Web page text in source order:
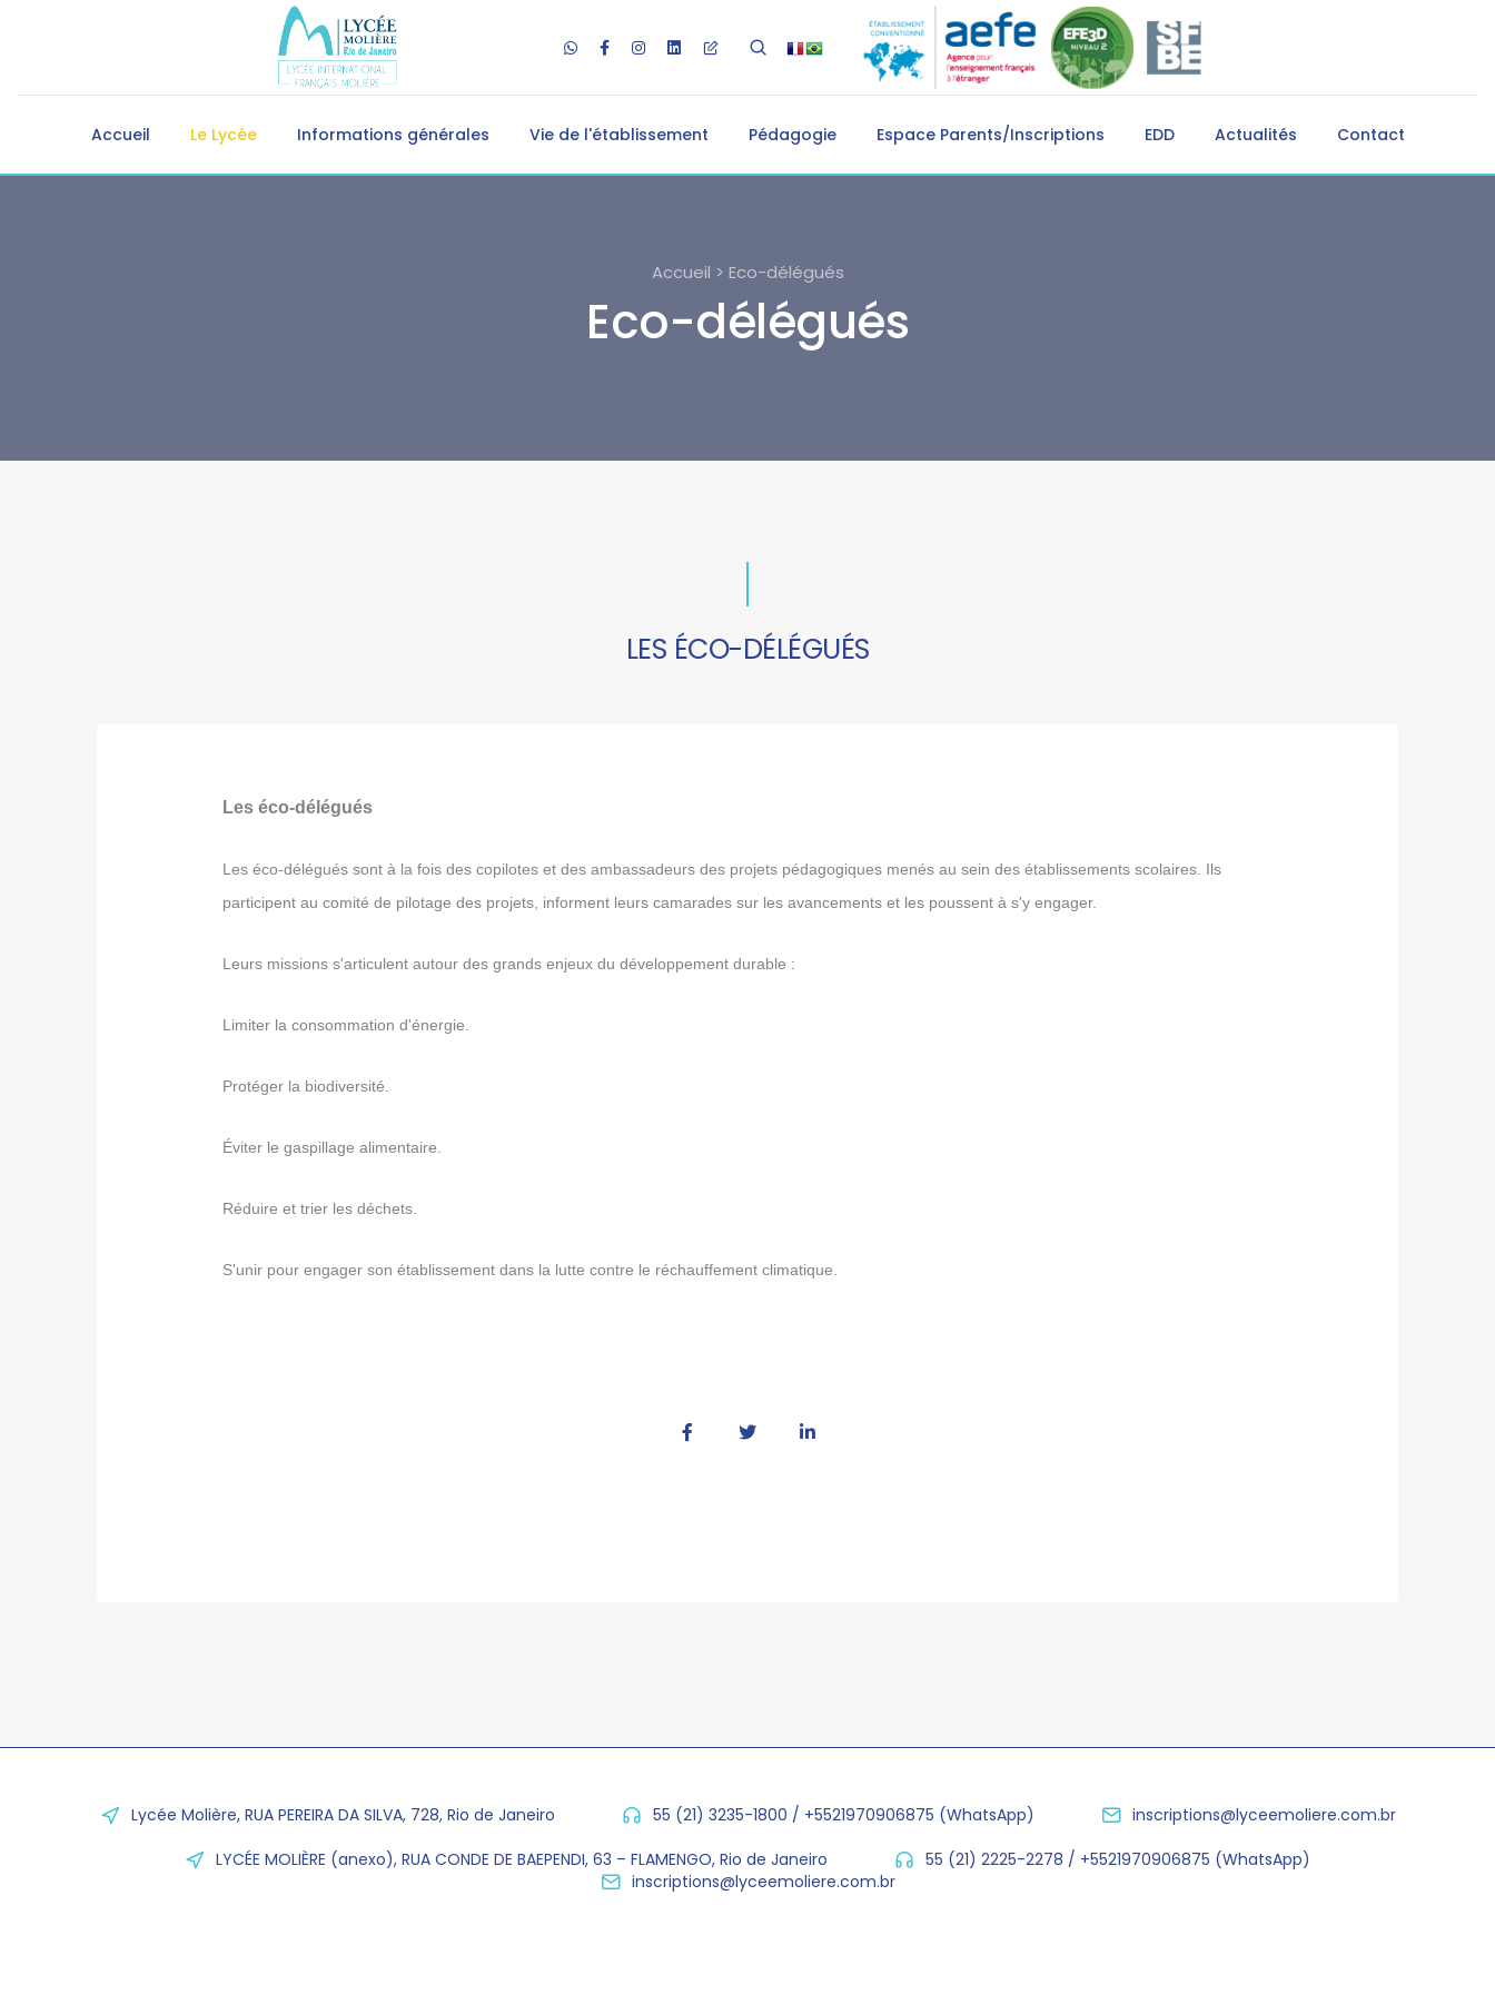
Accueil Le Lycée Informations générales Vie de l'établissement Pédagogie Espace Parents/Inscriptions EDD Actualités Contact
Accueil > Eco-délégués
Eco-délégués
LES ÉCO-DÉLÉGUÉS
Les éco-délégués
Les éco-délégués sont à la fois des copilotes et des ambassadeurs des projets pédagogiques menés au sein des établissements scolaires. Ils
participent au comité de pilotage des projets, informent leurs camarades sur les avancements et les poussent à s'y engager.
Leurs missions s'articulent autour des grands enjeux du développement durable :
Limiter la consommation d'énergie.
Protéger la biodiversité.
Éviter le gaspillage alimentaire.
Réduire et trier les déchets.
S'unir pour engager son établissement dans la lutte contre le réchauffement climatique.
Lycée Molière, RUA PEREIRA DA SILVA, 728, Rio de Janeiro 55 (21) 3235-1800 / +5521970906875 (WhatsApp)
inscriptions@lyceemoliere.com.br
LYCÉE MOLIÈRE (anexo), RUA CONDE DE BAEPENDI, 63 – FLAMENGO, Rio de Janeiro
55 (21) 2225-2278 / +5521970906875 (WhatsApp)
inscriptions@lyceemoliere.com.br